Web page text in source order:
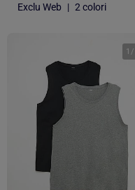
Exclu Web | 2 colori
1 /